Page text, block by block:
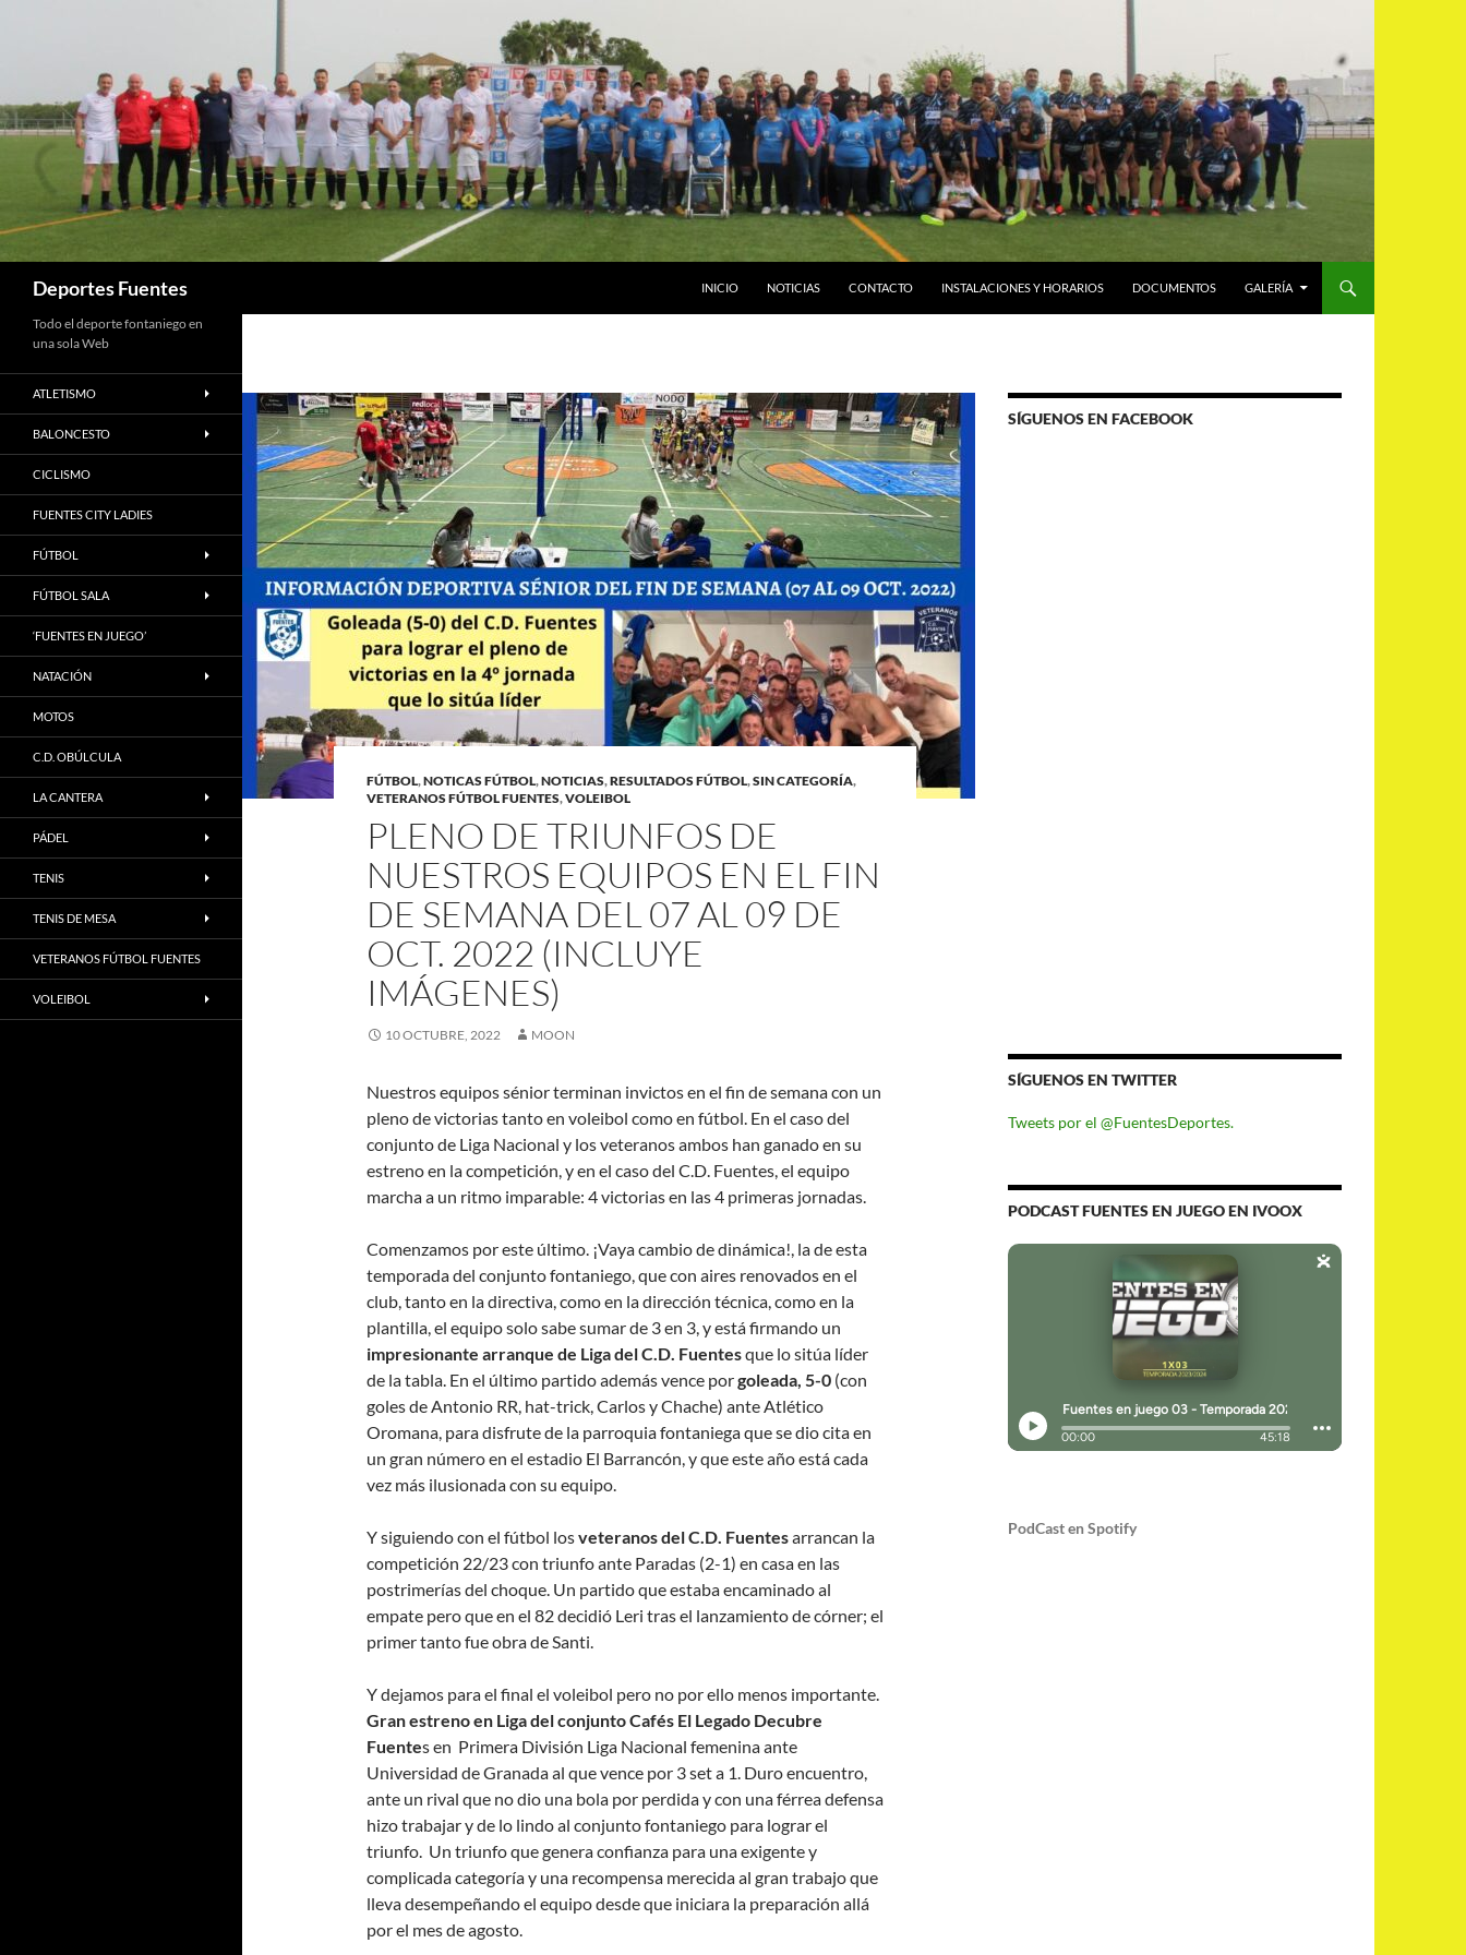
Deportes Fuentes INICIO NOTICIAS CONTACTO INSTALACIONES Y HORARIOS DOCUMENTOS GALERÍA
FÚTBOL,NOTICAS FÚTBOL,NOTICIAS,RESULTADOS FÚTBOL,SIN CATEGORÍA,
VETERANOS FÚTBOL FUENTES,VOLEIBOL
PLENO DE TRIUNFOS DE
NUESTROS EQUIPOS EN EL FIN
DE SEMANA DEL 07 AL 09 DE
OCT. 2022 (INCLUYE
IMÁGENES)
10 OCTUBRE, 2022 MOON
Nuestros equipos sénior terminan invictos en el fin de semana con un
pleno de victorias tanto en voleibol como en fútbol. En el caso del
conjunto de Liga Nacional y los veteranos ambos han ganado en su
estreno en la competición, y en el caso del C.D. Fuentes, el equipo
marcha a un ritmo imparable: 4 victorias en las 4 primeras jornadas.
Comenzamos por este último. ¡Vaya cambio de dinámica!, la de esta
temporada del conjunto fontaniego, que con aires renovados en el
club, tanto en la directiva, como en la dirección técnica, como en la
plantilla, el equipo solo sabe sumar de 3 en 3, y está firmando un
impresionante arranque de Liga del C.D. Fuentesque lo sitúa líder
de la tabla. En el último partido además vence porgoleada, 5-0 (con
goles de Antonio RR, hat-trick, Carlos y Chache) ante Atlético
Oromana, para disfrute de la parroquia fontaniega que se dio cita en
un gran número en el estadio El Barrancón, y que este año está cada
vez más ilusionada con su equipo.
Y siguiendo con el fútbol losveteranos del C.D. Fuentesarrancan la
competición 22/23 con triunfo ante Paradas (2-1) en casa en las
postrimerías del choque. Un partido que estaba encaminado al
empate pero que en el 82 decidió Leri tras el lanzamiento de córner; el
primer tanto fue obra de Santi.
Y dejamos para el final el voleibol pero no por ello menos importante.
Gran estreno en Liga del conjunto Cafés El Legado Decubre
Fuentes en Primera División Liga Nacional femenina ante
Universidad de Granada al que vence por 3 set a 1. Duro encuentro,
ante un rival que no dio una bola por perdida y con una férrea defensa
hizo trabajar y de lo lindo al conjunto fontaniego para lograr el
triunfo. Un triunfo que genera confianza para una exigente y
complicada categoría y una recompensa merecida al gran trabajo que
lleva desempeñando el equipo desde que iniciara la preparación allá
por el mes de agosto.
SÍGUENOS EN FACEBOOK
SÍGUENOS EN TWITTER
Tweets por el @FuentesDeportes.
PODCAST FUENTES EN JUEGO EN IVOOX
PodCast en Spotify
Todo el deporte fontaniego en
una sola Web
ATLETISMO
BALONCESTO
CICLISMO
FUENTES CITY LADIES
FÚTBOL
FÚTBOL SALA
‘FUENTES EN JUEGO’
NATACIÓN
MOTOS
C.D. OBÚLCULA
LA CANTERA
PÁDEL
TENIS
TENIS DE MESA
VETERANOS FÚTBOL FUENTES
VOLEIBOL